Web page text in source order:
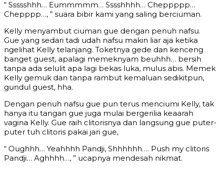
“ Ssssshhh… Eummmmm… Sssshhhh… Cheppppp…
Chepppp…, ” suara bibir kami yang saling berciuman.
Kelly menyambut ciuman gue dengan penuh nafsu.
Gue yang sedari tadi udah nafsu makin liar aja ketika
ngelihat Kelly telanjang. Toketnya gede dan kenceng
banget guest, apalagi memeknyam beuhhh… bersih
tanpa ada selulit apa lagi bekas luka, mulus abis. Memek
Kelly gemuk dan tanpa rambut kemaluan sedikitpun,
gundul guest, hha.
Dengan penuh nafsu gue pun terus menciumi Kelly, tak
hanya itu tangan gue juga mulai bergerilia keaarah
vagina Kelly. Gue raih clitorisnya dan langsung gue puter-
puter tuh clitoris pakai jari gue,
“ Oughhh… Yeahhhh Pandji, Shhhhhh…. Push my clitoris
Pandji… Aghhhh…, ” ucapnya mendesah nikmat.